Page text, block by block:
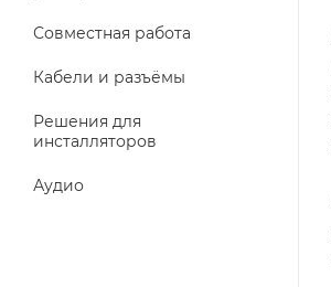
Совместная работа
Кабели и разъёмы
Решения для
инсталляторов
Аудио